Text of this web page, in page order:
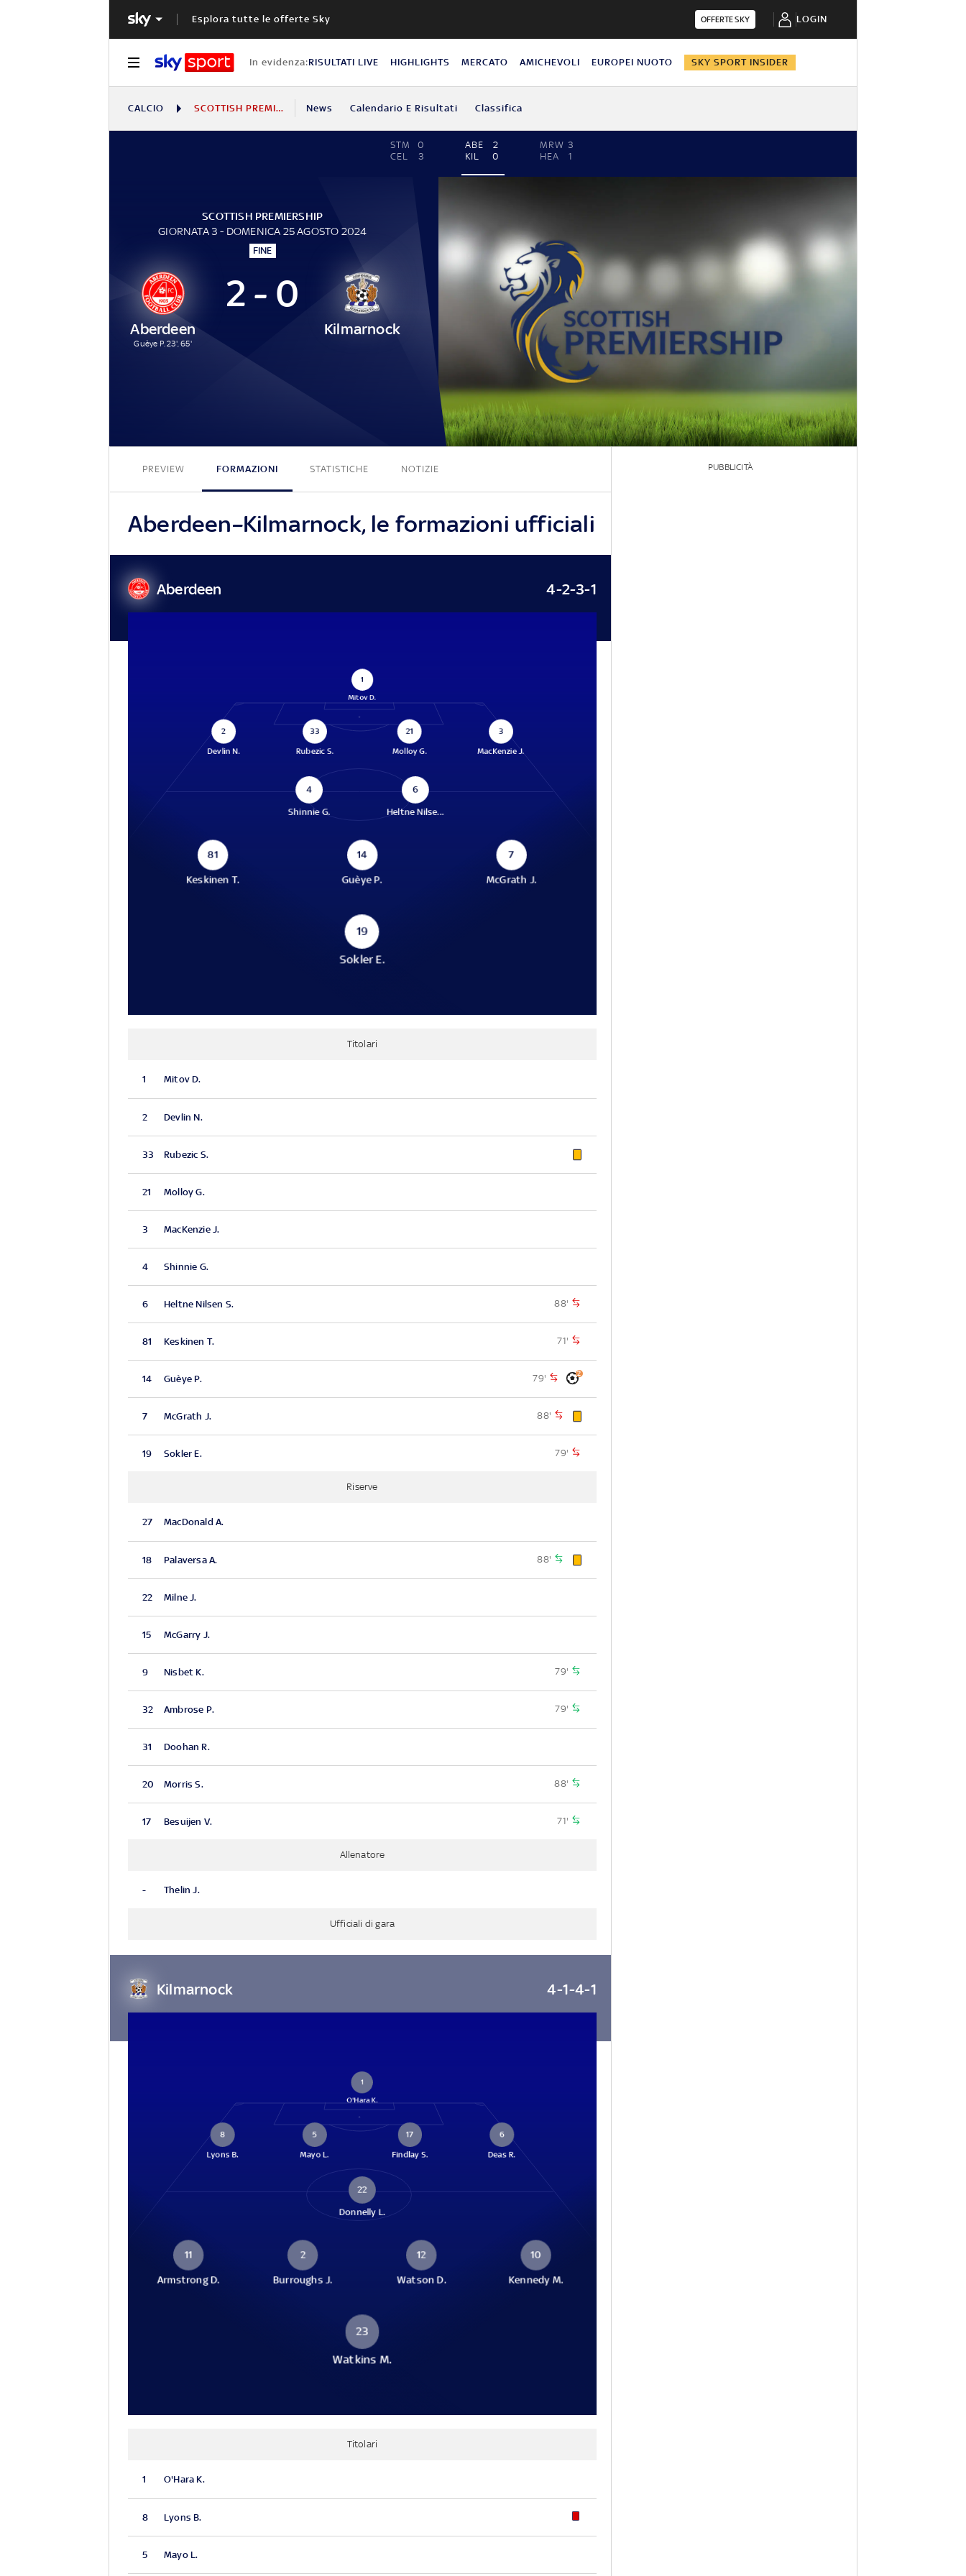
Esplora tutte le offerte Sky OFFERTE SKY LOGIN
In evidenza:RISULTATI LIVE HIGHLIGHTS MERCATO AMICHEVOLI EUROPEI NUOTO SKY SPORT INSIDER
CALCIO SCOTTISH PREMIERSHIP News Calendario E Risultati Classifica
STM
0
CEL
3
ABE
2
KIL
0
MRW 3
HEA
1
SCOTTISH PREMIERSHIP
GIORNATA 3 - DOMENICA 25 AGOSTO 2024
FINE
Aberdeen
Guèye P. 23', 65'
2 - 0
Kilmarnock
2 - 0
PREVIEW FORMAZIONI STATISTICHE NOTIZIE
Aberdeen–Kilmarnock, le formazioni ufficiali
Aberdeen 4-2-3-1
1
Mitov D.
2
Devlin N.
33
Rubezic S.
21
Molloy G.
3
MacKenzie J.
4
Shinnie G.
6
Heltne Nilse...
81
Keskinen T.
14
Guèye P.
7
McGrath J.
19
Sokler E.
Titolari
1 Mitov D.
2 Devlin N.
33 Rubezic S.
21 Molloy G.
3 MacKenzie J.
4 Shinnie G.
6 Heltne Nilsen S. 88'
81 Keskinen T. 71'
14 Guèye P. 79' 2
7 McGrath J. 88'
19 Sokler E. 79'
Riserve
27 MacDonald A.
18 Palaversa A. 88'
22 Milne J.
15 McGarry J.
9 Nisbet K. 79'
32 Ambrose P. 79'
31 Doohan R.
20 Morris S. 88'
17 Besuijen V. 71'
Allenatore
- Thelin J.
Ufficiali di gara
Kilmarnock 4-1-4-1
1
O'Hara K.
8
Lyons B.
5
Mayo L.
17
Findlay S.
6
Deas R.
22
Donnelly L.
11
Armstrong D.
2
Burroughs J.
12
Watson D.
10
Kennedy M.
23
Watkins M.
Titolari
1 O'Hara K.
8 Lyons B.
5 Mayo L.
PUBBLICITÀ